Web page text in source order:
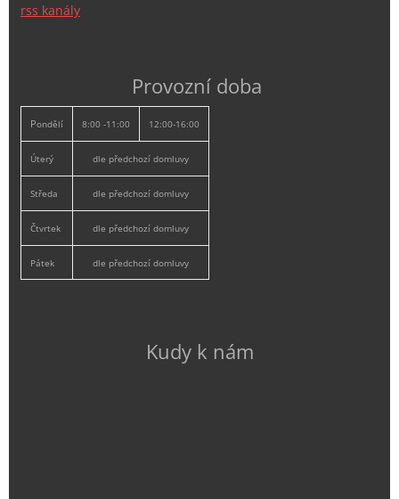
rss kanály
Provozní doba
Pondělí 8:00 -11:00 12:00-16:00
Úterý dle předchozí domluvy
Středa dle předchozí domluvy
Čtvrtek dle předchozí domluvy
Pátek dle předchozí domluvy
Kudy k nám